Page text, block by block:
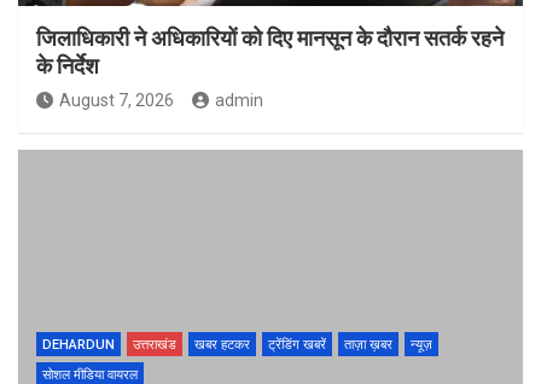
जिलाधिकारी ने अधिकारियों को दिए मानसून के दौरान सतर्क रहने
के निर्देश
August 7, 2026 admin
DEHARDUN उत्तराखंड खबर हटकर ट्रेंडिंग खबरें ताज़ा ख़बर
न्यूज़
सोशल मीडिया वायरल